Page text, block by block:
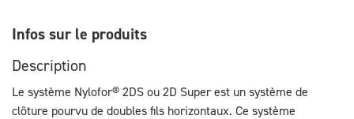
Infos sur le produits
Description
Le système Nylofor® 2DS ou 2D Super est un système de
clôture pourvu de doubles fils horizontaux. Ce système